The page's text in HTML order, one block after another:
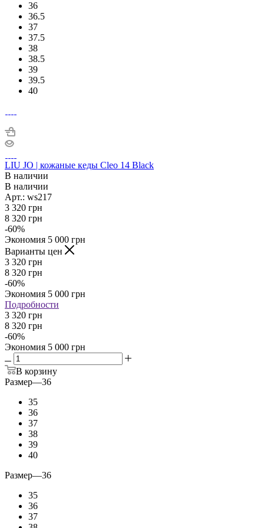
36
36.5
37
37.5
38
38.5
39
39.5
40
LIU JO | кожаные кеды Cleo 14 Black
В наличии
В наличии
Арт.: ws217
3 320 грн
8 320 грн
-60%
Экономия 5 000 грн
Варианты цен
3 320 грн
8 320 грн
-60%
Экономия 5 000 грн
Подробности
3 320 грн
8 320 грн
-60%
Экономия 5 000 грн
В корзину
Размер—36
35
36
37
38
39
40
Размер—36
35
36
37